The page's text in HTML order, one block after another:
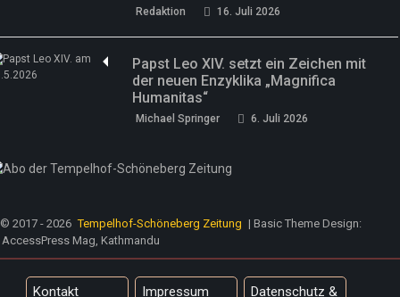
Redaktion 16. Juli 2026
Papst Leo XIV. setzt ein Zeichen mit
der neuen Enzyklika „Magnifica
Humanitas“
Michael Springer 6. Juli 2026
© 2017 - 2026 Tempelhof-Schöneberg Zeitung | Basic Theme Design:
AccessPress Mag, Kathmandu
Kontakt Impressum Datenschutz &